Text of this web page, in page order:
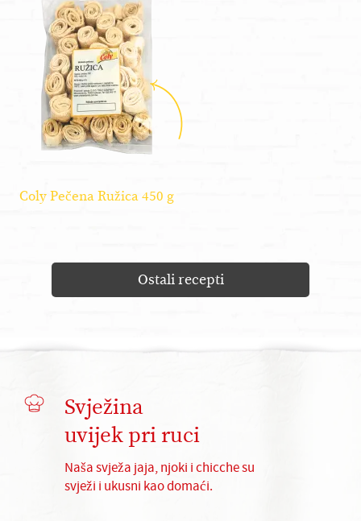
Coly Pečena Ružica 450 g
Ostali recepti
Svježina
uvijek pri ruci
Naša svježa jaja, njoki i chicche su
svježi i ukusni kao domaći.